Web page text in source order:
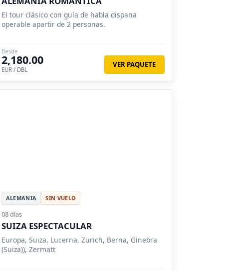
El tour clásico con guía de habla dispana
operable apartir de 2 personas.
Desde
2,180.00
EUR / DBL
VER PAQUETE
ALEMANIA SIN VUELO
08 días
SUIZA ESPECTACULAR
Europa, Suiza, Lucerna, Zurich, Berna, Ginebra
(Suiza)), Zermatt